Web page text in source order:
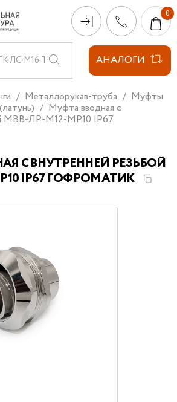
АНАЛОГИ
Металлорукав-труба
Муфты
Муфта вводная с
МВВ-ЛР-М12-МР10 IP67
С ВНУТРЕННЕЙ РЕЗЬБОЙ
IP67 ГОФРОМАТИК